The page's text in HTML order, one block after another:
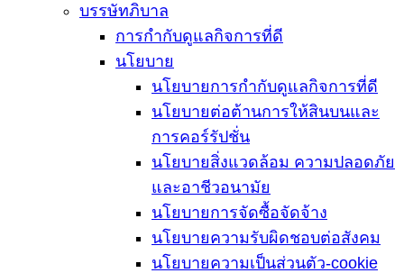
บรรษัทภิบาล
การกำกับดูแลกิจการที่ดี
นโยบาย
นโยบายการกำกับดูแลกิจการที่ดี
นโยบายต่อต้านการให้สินบนและ
การคอร์รัปชั่น
นโยบายสิ่งแวดล้อม ความปลอดภัย
และอาชีวอนามัย
นโยบายการจัดซื้อจัดจ้าง
นโยบายความรับผิดชอบต่อสังคม
นโยบายความเป็นส่วนตัว-cookie